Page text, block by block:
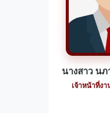
นางสาว น
เจ้าหน้าที่ง